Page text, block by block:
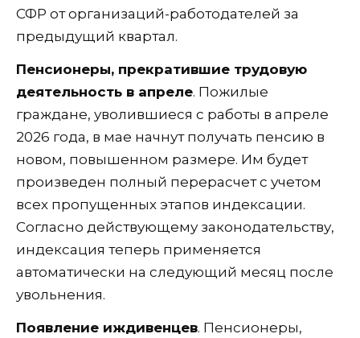
СФР от организаций-работодателей за
предыдущий квартал.
Пенсионеры, прекратившие трудовую
деятельность в апреле. Пожилые
граждане, уволившиеся с работы в апреле
2026 года, в мае начнут получать пенсию в
новом, повышенном размере. Им будет
произведен полный перерасчет с учетом
всех пропущенных этапов индексации.
Согласно действующему законодательству,
индексация теперь применяется
автоматически на следующий месяц после
увольнения.
Появление иждивенцев. Пенсионеры,